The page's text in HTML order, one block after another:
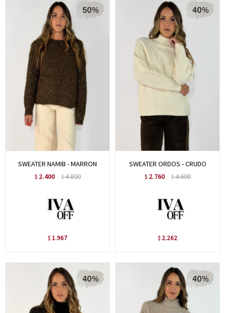
SWEATER NAMIB - MARRON
$ 2.400 $4.800
$ 1.967
SWEATER ORDOS - CRUDO
$ 2.760 $4.600
$ 2.262